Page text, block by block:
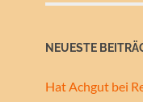
NEUESTE
Hat Achgut bei